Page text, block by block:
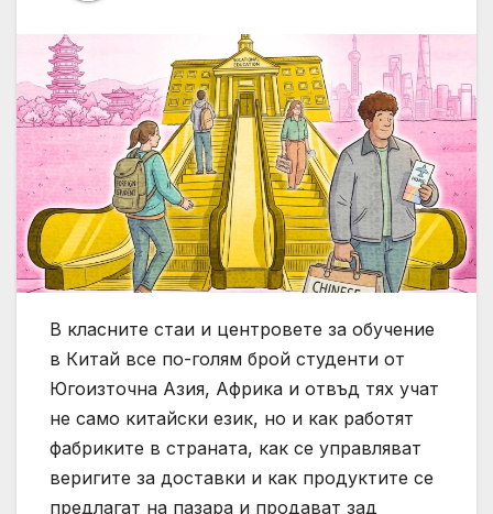
В класните стаи и центровете за обучение
в Китай все по-голям брой студенти от
Югоизточна Азия, Африка и отвъд тях учат
не само китайски език, но и как работят
фабриките в страната, как се управляват
веригите за доставки и как продуктите се
предлагат на пазара и продават зад